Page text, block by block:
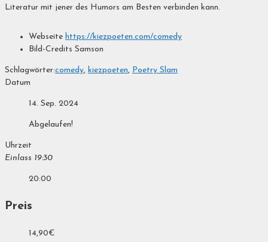
Literatur mit jener des Humors am Besten verbinden kann.
Webseite https://kiezpoeten.com/comedy
Bild-Credits Samson
Schlagwörter:comedy, kiezpoeten, Poetry Slam
Datum
14. Sep. 2024
Abgelaufen!
Uhrzeit
Einlass 19:30
20:00
Preis
14,90€